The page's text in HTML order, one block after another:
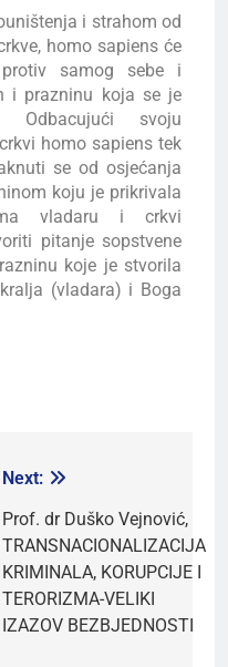
i strahom od
homo sapiens će
samog sebe i
i prazninu koja se je
Odbacujući svoju
homo sapiens tek
se od osjećanja
koju je prikrivala
vladaru i crkvi
pitanje sopstvene
koje je stvorila
(vladara) i Boga
Next:
Prof. dr Duško Vejnović,
TRANSNACIONALIZACIJA
KRIMINALA, KORUPCIJE I
TERORIZMA-VELIKI
IZAZOV BEZBJEDNOSTI